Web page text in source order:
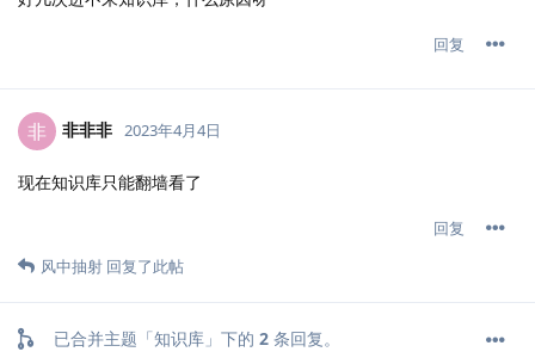
回复
非 非非非 2023年4月4日
现在知识库只能翻墙看了
回复
风中抽射 回复了此帖
已合并主题「知识库 」下的 2 条回复。